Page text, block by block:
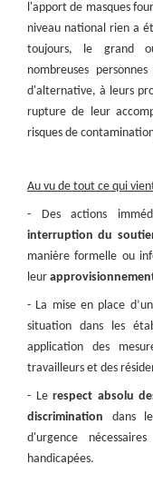
l'apport de masques
niveau national rien a
toujours, le grand
nombreuses
d'alternative, à leurs
rupture de leur
risques de
Au vu de tout ce qui
- Des actions
interruption du
manière formelle ou
leur
- La mise en place
situation dans les
application des
travailleurs et des
- Lerespect absolu
discrimination dans
d'urgence
handicapées.